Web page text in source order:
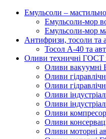
Емульсоли –
Емульсоли-мор
Емульсоли-мор
Антифризи, тосоли та
Тосол А-40 та
Оливи техничні ГОСТ
Оливи
Оливи
Оливи
Оливи
Оливи
Оливи
Оливи
Оливи моторні